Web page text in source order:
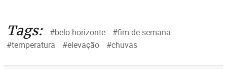
Tags: #belo horizonte
#fim de semana
#temperatura
#elevação #chuvas